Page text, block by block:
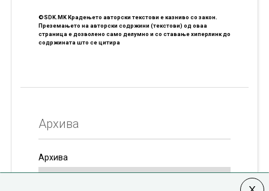
©SDK.MK Крадењето авторски текстови е казниво со закон.
Преземањето на авторски содржини (текстови) од оваа
страница е дозволено само делумно и со ставање хиперлинк до
содржината што се цитира
Архива
Архива